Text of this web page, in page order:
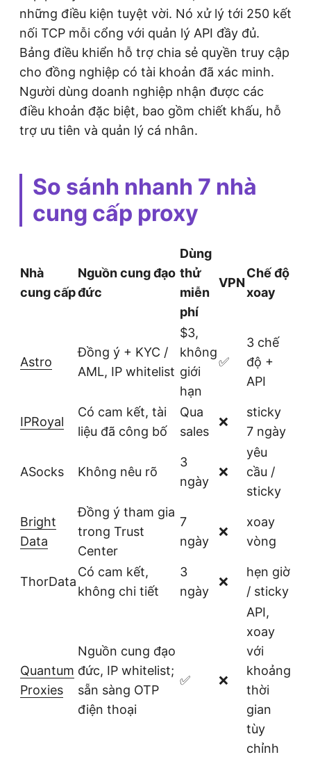
những điều kiện tuyệt vời. Nó xử lý tới 250 kết
nối TCP mỗi cổng với quản lý API đầy đủ.
Bảng điều khiển hỗ trợ chia sẻ quyền truy cập
cho đồng nghiệp có tài khoản đã xác minh.
Người dùng doanh nghiệp nhận được các
điều khoản đặc biệt, bao gồm chiết khấu, hỗ
trợ ưu tiên và quản lý cá nhân.
So sánh nhanh 7 nhà
cung cấp proxy
Nhà
cung cấp
Nguồn cung đạo
đức
Dùng
thử
miễn
phí
VPN
Chế độ
xoay
Astro
Đồng ý + KYC /
AML, IP whitelist
$3,
không
giới
hạn
✅
3 chế
độ +
API
IPRoyal
Có cam kết, tài
liệu đã công bố
Qua
sales
❌
sticky
7 ngày
ASocks Không nêu rõ
3
ngày
❌
yêu
cầu /
sticky
Bright
Data
Đồng ý tham gia
trong Trust
Center
7
ngày
❌
xoay
vòng
ThorData
Có cam kết,
không chi tiết
3
ngày
❌
hẹn giờ
/ sticky
Quantum
Proxies
Nguồn cung đạo
đức, IP whitelist;
sẵn sàng OTP
điện thoại
✅ ❌
API,
xoay
với
khoảng
thời
gian
tùy
chỉnh